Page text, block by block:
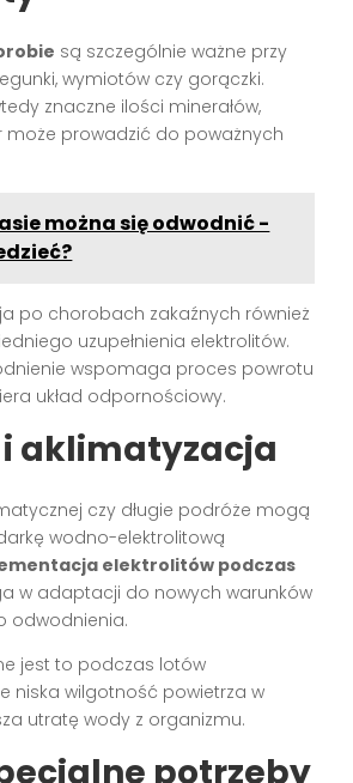
są szczególnie ważne przy
wymiotów czy gorączki.
znaczne ilości minerałów,
może prowadzić do poważnych
można się odwodnić -
po chorobach zakaźnych również
uzupełnienia elektrolitów.
wspomaga proces powrotu
układ odpornościowy.
i aklimatyzacja
czy długie podróże mogą
wodno-elektrolitową
elektrolitów podczas
w adaptacji do nowych warunków
odwodnienia.
jest to podczas lotów
niska wilgotność powietrza w
utratę wody z organizmu.
potrzeby